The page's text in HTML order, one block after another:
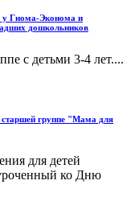
у Гнома-Эконома и
дошкольников
с детьми 3-4 лет....
старшей группе "Мама для
для детей
ко Дню